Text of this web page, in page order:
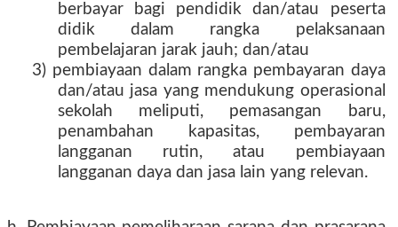
berbayar bagi pendidik dan/atau peserta
didik dalam rangka pelaksanaan
pembelajaran jarak jauh; dan/atau
3) pembiayaan dalam rangka pembayaran daya
dan/atau jasa yang mendukung operasional
sekolah meliputi, pemasangan baru,
penambahan kapasitas, pembayaran
langganan rutin, atau pembiayaan
langganan daya dan jasa lain yang relevan.